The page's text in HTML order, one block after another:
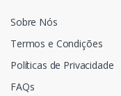
Sobre Nós
Termos e Condições
Políticas de Privacidade
FAQs